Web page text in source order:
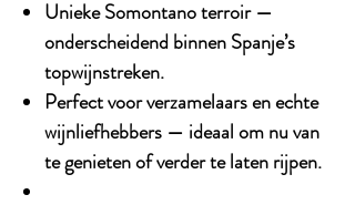
Unieke Somontano terroir—
onderscheidend binnen Spanje’s
topwijnstreken.
Perfect voor verzamelaars en echte
wijnliefhebbers — ideaal om nu van
te genieten of verder te laten rijpen.